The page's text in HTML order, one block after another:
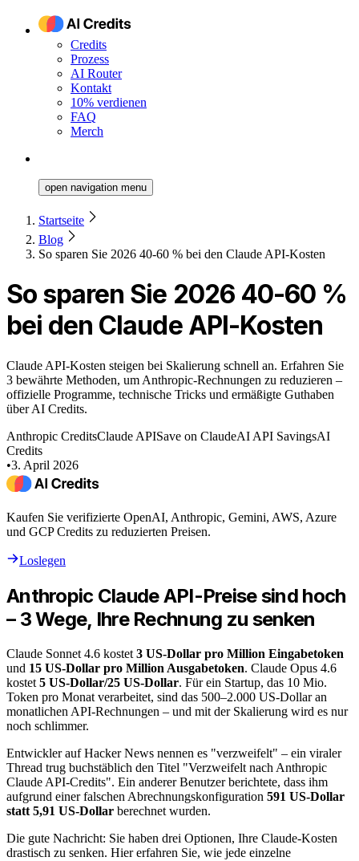
Credits
Prozess
AI Router
Kontakt
10% verdienen
FAQ
Merch
open navigation menu
Startseite
Blog
So sparen Sie 2026 40-60 % bei den Claude API-Kosten
So sparen Sie 2026 40-60 %
bei den Claude API-Kosten
Claude API-Kosten steigen bei Skalierung schnell an. Erfahren Sie
3 bewährte Methoden, um Anthropic-Rechnungen zu reduzieren –
offizielle Programme, technische Tricks und ermäßigte Guthaben
über AI Credits.
Anthropic CreditsClaude APISave on ClaudeAI API SavingsAI
Credits
•3. April 2026
Kaufen Sie verifizierte OpenAI, Anthropic, Gemini, AWS, Azure
und GCP Credits zu reduzierten Preisen.
Loslegen
Anthropic Claude API-Preise sind hoch
– 3 Wege, Ihre Rechnung zu senken
Claude Sonnet 4.6 kostet 3 US-Dollar pro Million Eingabetoken
und 15 US-Dollar pro Million Ausgabetoken. Claude Opus 4.6
kostet 5 US-Dollar/25 US-Dollar. Für ein Startup, das 10 Mio.
Token pro Monat verarbeitet, sind das 500–2.000 US-Dollar an
monatlichen API-Rechnungen – und mit der Skalierung wird es nur
noch schlimmer.
Entwickler auf Hacker News nennen es "verzweifelt" – ein viraler
Thread trug buchstäblich den Titel "Verzweifelt nach Anthropic
Claude API-Credits". Ein anderer Benutzer berichtete, dass ihm
aufgrund einer falschen Abrechnungskonfiguration 591 US-Dollar
statt 5,91 US-Dollar berechnet wurden.
Die gute Nachricht: Sie haben drei Optionen, Ihre Claude-Kosten
drastisch zu senken. Hier erfahren Sie, wie jede einzelne